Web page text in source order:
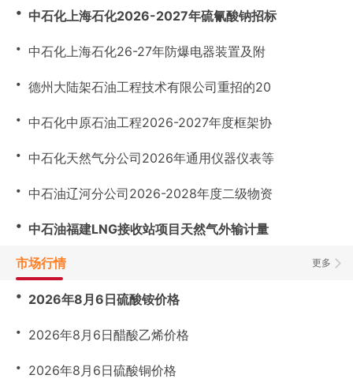
・ 中石化上海石化2026-2027年硫氰酸钠招标
・ 中石化上海石化26-27年防爆电器装置及附
・ 德州大陆架石油工程技术有限公司重招的20
・ 中石化中原石油工程2026-2027年度框架协
・ 中石化天然气分公司2026年通用仪器仪表等
・ 中石油辽河分公司2026-2028年度二级物资
・ 中石油福建LNG接收站项目天然气外输计量
更多
市场行情
・ 2026年8月6日硫酸铵价格
・ 2026年8月6日醋酸乙烯价格
・ 2026年8月6日硫酸铜价格